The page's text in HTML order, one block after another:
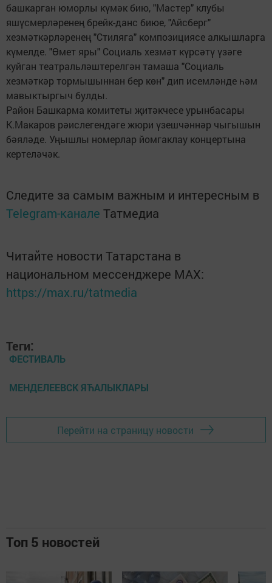
башкарган юморлы күмәк бию, "Мастер" клубы
яшүсмерләренең брейк-данс биюе, "Айсберг"
хезмәткәрләренең "Стиляга" композициясе алкышларга
күмелде. "Өмет яры" Социаль хезмәт күрсәтү үзәге
куйган театральләштерелгән тамаша "Социаль
хезмәткәр тормышыннан бер көн" дип исемләнде һәм
мавыктыргыч булды.
Район Башкарма комитеты җитәкчесе урынбасары
К.Макаров рәислегендәге жюри үзешчәннәр чыгышын
бәяләде. Уңышлы номерлар йомгаклау концертына
кертеләчәк.
Следите за самым важным и интересным в
Telegram-канале Татмедиа
Читайте новости Татарстана в
национальном мессенджере MАХ:
https://max.ru/tatmedia
Теги:
ФЕСТИВАЛЬ
МЕНДЕЛЕЕВСК ЯЋАЛЫКЛАРЫ
Перейти на страницу новости
Топ 5 новостей